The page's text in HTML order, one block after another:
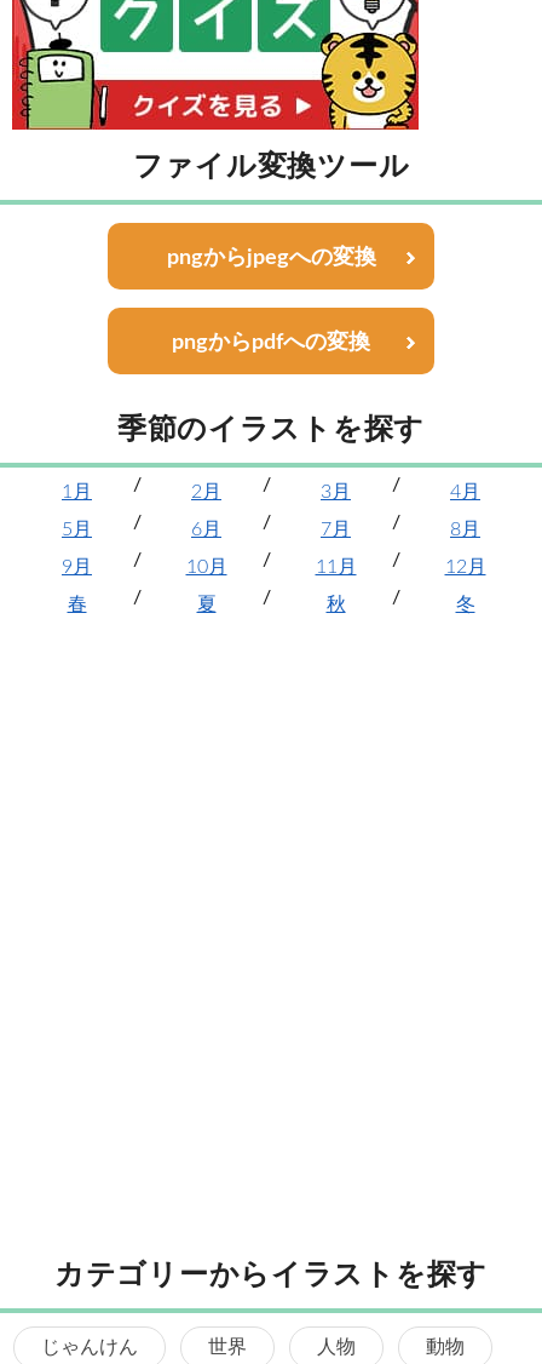
ファイル変換ツール
pngからjpegへの変換
pngからpdfへの変換
季節のイラストを探す
1月 2月 3月
4月
5月
6月 7月
8月
9月
10月 11月
12月
春
夏 秋 冬
カテゴリーからイラストを探す
じゃんけん 世界 人物 動物